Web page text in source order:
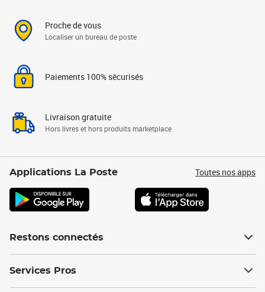
Proche de vous
Localiser un bureau de poste
Paiements 100% sécurisés
Livraison gratuite
Hors livres et hors produits marketplace
Applications La Poste Toutes nos apps
Restons connectés
Services Pros